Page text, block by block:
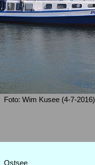
Foto: Wim Kusee (4-7-2016)
Ostsee